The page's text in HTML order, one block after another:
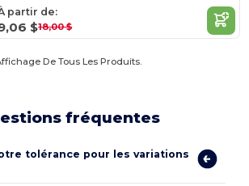
partir de:
$18,00 $
De Tous Les Produits.
fréquentes
tolérance pour les variations